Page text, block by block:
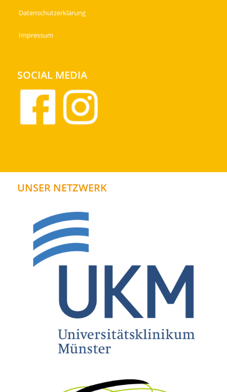
Datenschutzerklärung
Impressum
SOCIAL MEDIA
UNSER NETZWERK